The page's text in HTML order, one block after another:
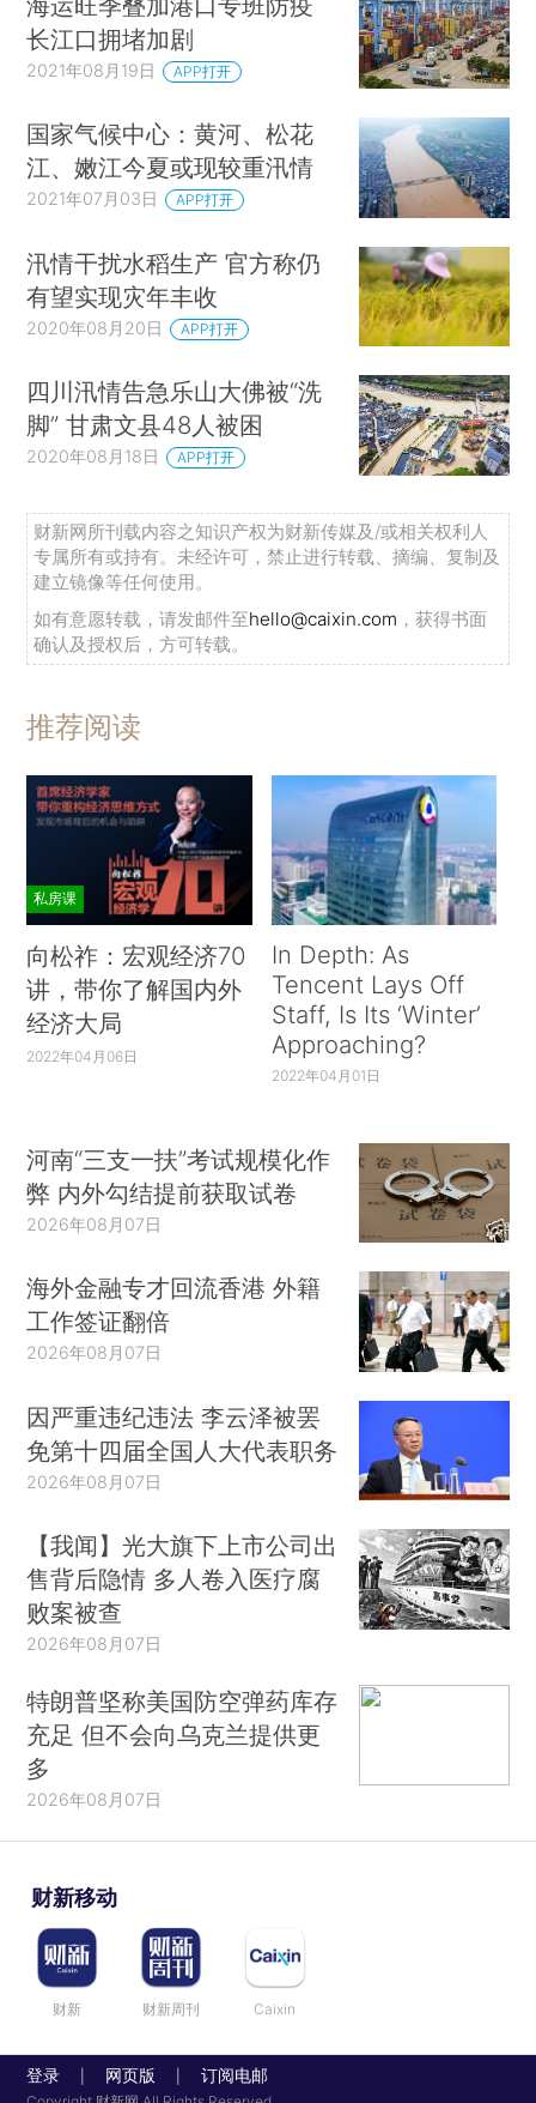
长江口拥堵加剧
2021年08月19日 APP打开
国家气候中心：黄河、松花
江、嫩江今夏或现较重汛情
2021年07月03日 APP打开
汛情干扰水稻生产 官方称仍
有望实现灾年丰收
2020年08月20日 APP打开
四川汛情告急乐山大佛被“洗
脚” 甘肃文县48人被困
2020年08月18日 APP打开
财新网所刊载内容之知识产权为财新传媒及/或相关权利人
专属所有或持有。未经许可，禁止进行转载、摘编、复制及
建立镜像等任何使用。
如有意愿转载，请发邮件至hello@caixin.com ，获得书面
确认及授权后，方可转载。
推荐阅读
私房课
向松祚：宏观经济70
讲，带你了解国内外
经济大局
2022年04月06日
In Depth: As
Tencent Lays Off
Staff, Is Its ‘Winter’
Approaching?
2022年04月01日
河南“三支一扶”考试规模化作
弊 内外勾结提前获取试卷
2026年08月07日
海外金融专才回流香港 外籍
工作签证翻倍
2026年08月07日
因严重违纪违法 李云泽被罢
免第十四届全国人大代表职务
2026年08月07日
【我闻】光大旗下上市公司出
售背后隐情 多人卷入医疗腐
败案被查
2026年08月07日
特朗普坚称美国防空弹药库存
充足 但不会向乌克兰提供更
多
2026年08月07日
财新移动
财新 财新周刊 Caixin
登录 网页版 订阅电邮